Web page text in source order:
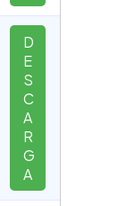
D
E
S
C
A
R
G
A